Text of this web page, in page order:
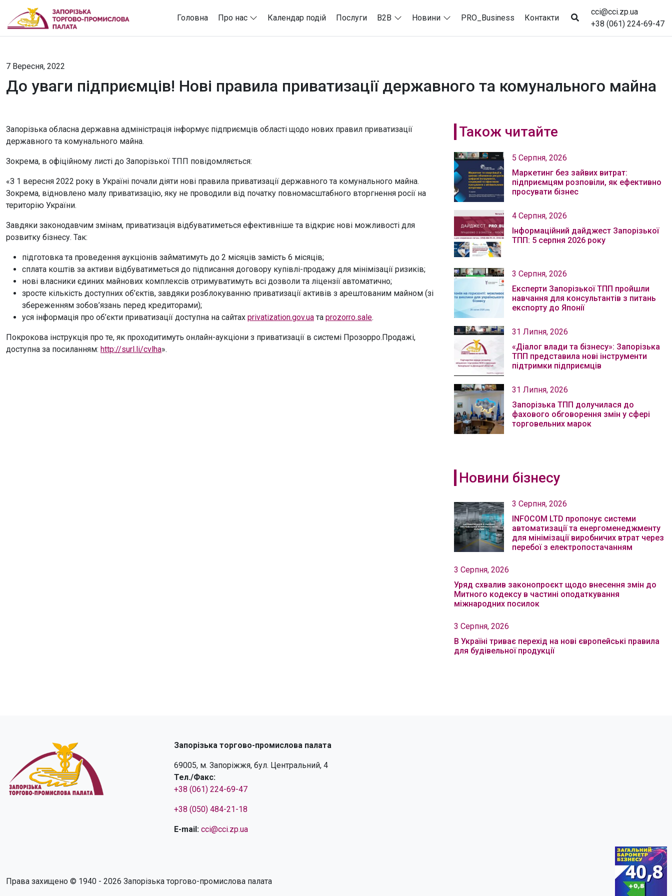
Головна Про нас Календар подій Послуги B2B Новини PRO_Business Контакти
cci@cci.zp.ua
+38 (061) 224-69-47
7 Вересня, 2022
До уваги підприємців! Нові правила приватизації державного та комунального майна
Запорізька обласна державна адміністрація інформує підприємців області щодо нових правил приватизації
державного та комунального майна.
Зокрема, в офіційному листі до Запорізької ТПП повідомляється:
«З 1 вересня 2022 року в Україні почали діяти нові правила приватизації державного та комунального майна.
Зокрема, відновлено малу приватизацію, яку не проводили від початку повномасштабного вторгнення росії на
територію України.
Завдяки законодавчим змінам, приватизація відбуватиметься ефективніше та відкриє нові можливості для
розвитку бізнесу. Так:
підготовка та проведення аукціонів займатимуть до 2 місяців замість 6 місяців;
сплата коштів за активи відбуватиметься до підписання договору купівлі-продажу для мінімізації ризиків;
нові власники єдиних майнових комплексів отримуватимуть всі дозволи та ліцензії автоматично;
зросте кількість доступних об’єктів, завдяки розблокуванню приватизації активів з арештованим майном (зі
збереженням зобов’язань перед кредиторами);
уся інформація про об’єкти приватизації доступна на сайтах privatization.gov.ua та prozorro.sale.
Покрокова інструкція про те, як проходитимуть онлайн-аукціони з приватизації в системі Прозорро.Продажі,
доступна за посиланням: http://surl.li/cvlha».
Також читайте
5 Серпня, 2026
Маркетинг без зайвих витрат:
підприємцям розповіли, як ефективно
просувати бізнес
4 Серпня, 2026
Інформаційний дайджест Запорізької
ТПП: 5 серпня 2026 року
3 Серпня, 2026
Експерти Запорізької ТПП пройшли
навчання для консультантів з питань
експорту до Японії
31 Липня, 2026
«Діалог влади та бізнесу»: Запорізька
ТПП представила нові інструменти
підтримки підприємців
31 Липня, 2026
Запорізька ТПП долучилася до
фахового обговорення змін у сфері
торговельних марок
Новини бізнесу
3 Серпня, 2026
INFOCOM LTD пропонує системи
автоматизації та енергоменеджменту
для мінімізації виробничих втрат через
перебої з електропостачанням
3 Серпня, 2026
Уряд схвалив законопроєкт щодо внесення змін до
Митного кодексу в частині оподаткування
міжнародних посилок
3 Серпня, 2026
В Україні триває перехід на нові європейські правила
для будівельної продукції
Запорізька торгово-промислова палата
69005, м. Запоріжжя, бул. Центральний, 4
Тел./Факс:
+38 (061) 224-69-47
+38 (050) 484-21-18
E-mail: cci@cci.zp.ua
Права захищено © 1940 - 2026 Запорізька торгово-промислова палата